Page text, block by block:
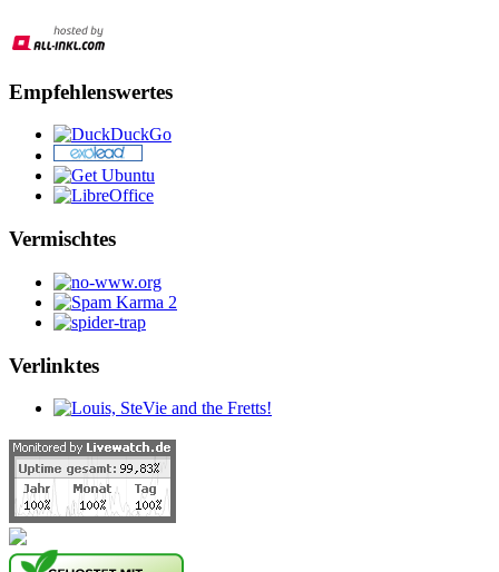
Empfehlenswertes
Vermischtes
Verlinktes